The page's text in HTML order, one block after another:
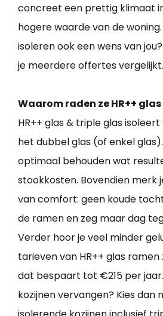
concreet een prettig klimaat
hogere waarde van de
isoleren ook een wens van
je meerdere offertes vergelijkt.
Waarom raden ze HR++
HR++ glas & triple glas
het dubbel glas (of enkel
optimaal behouden wat
stookkosten. Bovendien merk
van comfort: geen koude
de ramen en zeg maar dag
Verder hoor je veel minder
tarieven van HR++ glas
dat bespaart tot €215 per
kozijnen vervangen? Kies dan